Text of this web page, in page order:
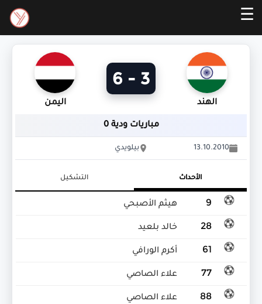
☰
الهند
3 - 6
اليمن
مباريات ودية 0
13.10.2010 بيلويدي
الأحداث التشكيل
9 هيثم الأصبحي
28 خالد بلعيد
61 أكرم الورافي
77 علاء الصاصي
88 علاء الصاصي